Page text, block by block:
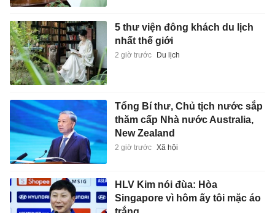
5 thư viện đông khách du lịch
nhất thế giới
2 giờ trước Du lịch
Tổng Bí thư, Chủ tịch nước sắp
thăm cấp Nhà nước Australia,
New Zealand
2 giờ trước Xã hội
HLV Kim nói đùa: Hòa
Singapore vì hôm ấy tôi mặc áo